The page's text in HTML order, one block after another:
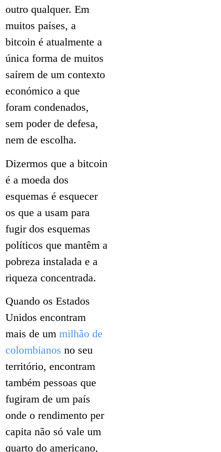
outro qualquer. Em
muitos países, a
bitcoin é atualmente a
única forma de muitos
saírem de um contexto
económico a que
foram condenados,
sem poder de defesa,
nem de escolha.
Dizermos que a bitcoin
é a moeda dos
esquemas é esquecer
os que a usam para
fugir dos esquemas
políticos que mantêm a
pobreza instalada e a
riqueza concentrada.
Quando os Estados
Unidos encontram
mais de um milhão de
colombianos no seu
território, encontram
também pessoas que
fugiram de um país
onde o rendimento per
capita não só vale um
quarto do americano,